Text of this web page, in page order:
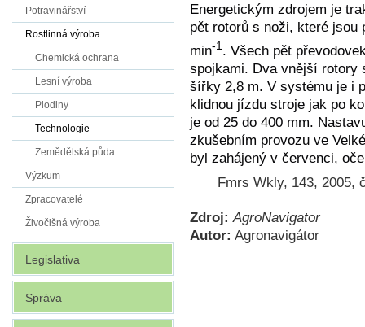
Energetickým zdrojem je
pět rotorů s noži, které jsou
min-1 . Všech pět
spojkami. Dva vnější rotory
šířky 2,8 m. V systému je i
klidnou jízdu stroje jak po
je od 25 do 400 mm.
zkušebním provozu ve
byl zahájený v červenci,
Fmrs Wkly, 143, 2005,
Zdroj: AgroNavigator
Autor: Agronavigátor
Potravinářství
Rostlinná výroba
Chemická ochrana
Lesní výroba
Plodiny
Technologie
Zemědělská půda
Výzkum
Zpracovatelé
Živočišná výroba
Legislativa
Správa